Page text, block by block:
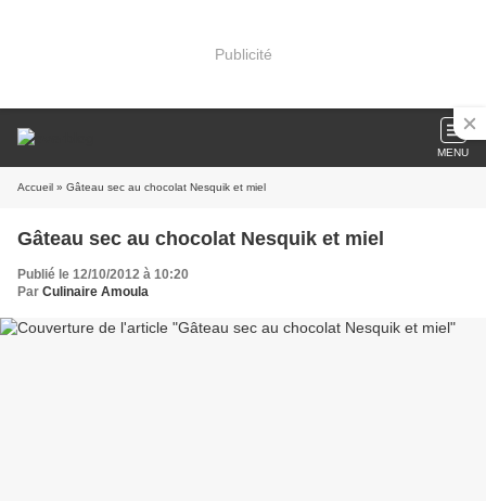
Publicité
MENU
Accueil » Gâteau sec au chocolat Nesquik et miel
Gâteau sec au chocolat Nesquik et miel
Publié le 12/10/2012 à 10:20
Par Culinaire Amoula